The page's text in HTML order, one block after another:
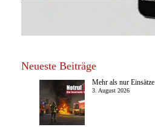
Neueste Beiträge
Mehr als nur Einsätze
3. August 2026